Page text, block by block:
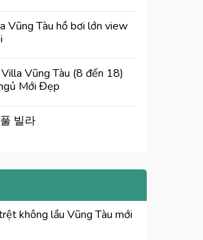
Vũng Tàu hồ bơi lớn view
Vũng Tàu (8 đến 18)
Mới Đẹp
빌라
không lầu Vũng Tàu mới